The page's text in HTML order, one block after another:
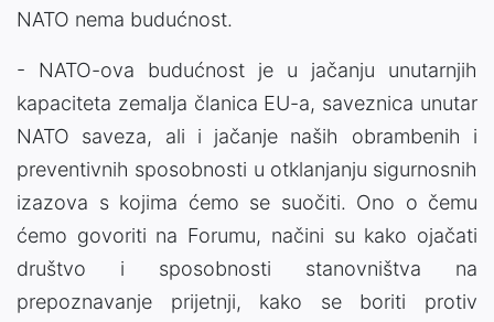
NATO nema budućnost.
- NATO-ova budućnost je u jačanju unutarnjih
kapaciteta zemalja članica EU-a, saveznica unutar
NATO saveza, ali i jačanje naših obrambenih i
preventivnih sposobnosti u otklanjanju sigurnosnih
izazova s kojima ćemo se suočiti. Ono o čemu
ćemo govoriti na Forumu, načini su kako ojačati
društvo i sposobnosti stanovništva na
prepoznavanje prijetnji, kako se boriti protiv